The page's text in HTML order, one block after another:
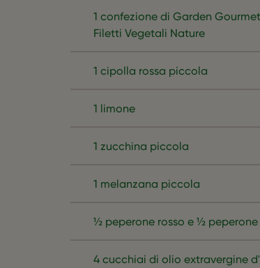
1 confezione di Garden
Filetti Vegetali Nature
1 cipolla rossa piccola
1 limone
1 zucchina piccola
1 melanzana piccola
½ peperone rosso e ½
4 cucchiai di olio extravergine